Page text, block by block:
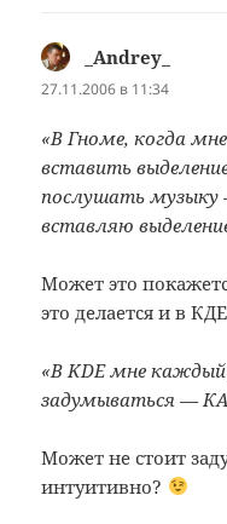
_Andrey_
27.11.2006 в 11:34
«В Гноме, когда
вставить
послушать
вставляю
Может это
это делается и в
«В KDE мне
задумываться —
Может не стоит
интуитивно?